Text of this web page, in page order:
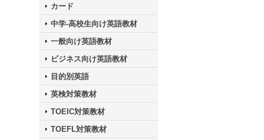
カード
中学-高校生向け英語教材
一般向け英語教材
ビジネス向け英語教材
目的別英語
英検対策教材
TOEIC対策教材
TOEFL対策教材